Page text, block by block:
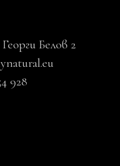
Белов 2
928